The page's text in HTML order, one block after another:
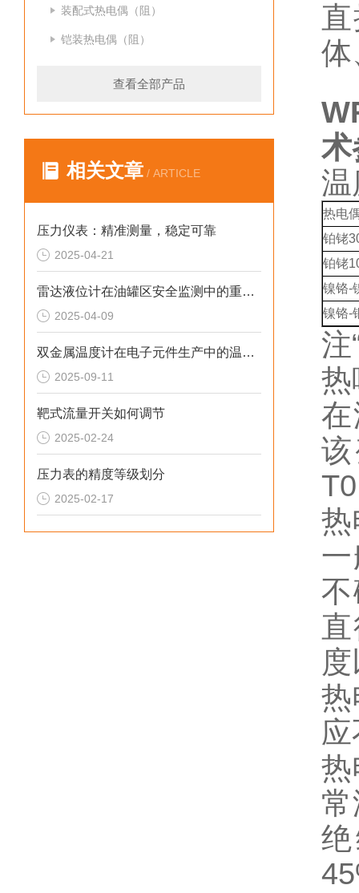
装配式热电偶（阻）
铠装热电偶（阻）
查看全部产品
相关文章 / ARTICLE
压力仪表：精准测量，稳定可靠
2025-04-21
雷达液位计在油罐区安全监测中的重要作用
2025-04-09
双金属温度计在电子元件生产中的温度控制要点解析
2025-09-11
靶式流量开关如何调节
2025-02-24
压力表的精度等级划分
2025-02-17
体
术
温
热电
铂铑
铂铑
镍铬-
镍铬-
注
热